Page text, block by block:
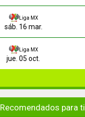
Liga MX
sáb. 16 mar.
Liga MX
jue. 05 oct.
Recomendados para ti